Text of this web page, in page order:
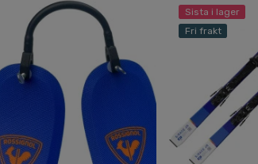
Sista i lager
Fri frakt